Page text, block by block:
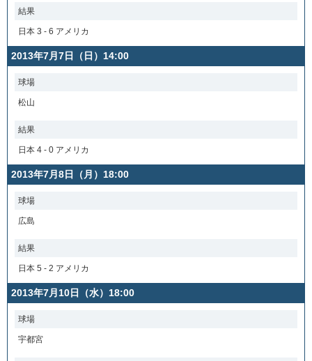
結果
日本 3 - 6 アメリカ
2013年7月7日（日）14:00
球場
松山
結果
日本 4 - 0 アメリカ
2013年7月8日（月）18:00
球場
広島
結果
日本 5 - 2 アメリカ
2013年7月10日（水）18:00
球場
宇都宮